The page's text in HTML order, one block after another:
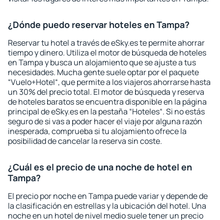
¿Dónde puedo reservar hoteles en Tampa?
Reservar tu hotel a través de eSky.es te permite ahorrar
tiempo y dinero. Utiliza el motor de búsqueda de hoteles
en Tampa y busca un alojamiento que se ajuste a tus
necesidades. Mucha gente suele optar por el paquete
“Vuelo+Hotel“, que permite a los viajeros ahorrarse hasta
un 30% del precio total. El motor de búsqueda y reserva
de hoteles baratos se encuentra disponible en la página
principal de eSky.es en la pestaña “Hoteles“. Si no estás
seguro de si vas a poder hacer el viaje por alguna razón
inesperada, comprueba si tu alojamiento ofrece la
posibilidad de cancelar la reserva sin coste.
¿Cuál es el precio de una noche de hotel en
Tampa?
El precio por noche en Tampa puede variar y depende de
la clasificación en estrellas y la ubicación del hotel. Una
noche en un hotel de nivel medio suele tener un precio